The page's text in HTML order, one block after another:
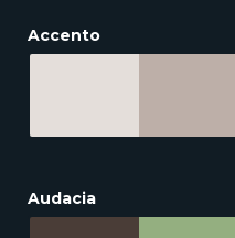
Accento
Audacia